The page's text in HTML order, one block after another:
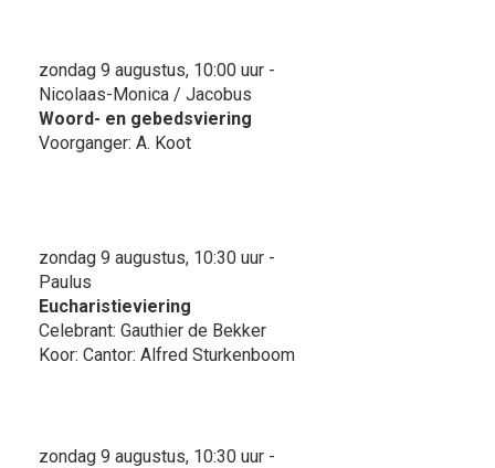
zondag 9 augustus, 10:00 uur -
Nicolaas-Monica / Jacobus
Woord- en gebedsviering
Voorganger: A. Koot
zondag 9 augustus, 10:30 uur -
Paulus
Eucharistieviering
Celebrant: Gauthier de Bekker
Koor: Cantor: Alfred Sturkenboom
zondag 9 augustus, 10:30 uur -